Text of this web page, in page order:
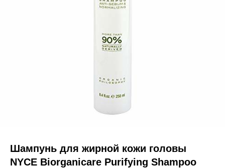
Шампунь для жирной кожи головы
NYCE Biorganicare Purifying Shampoo